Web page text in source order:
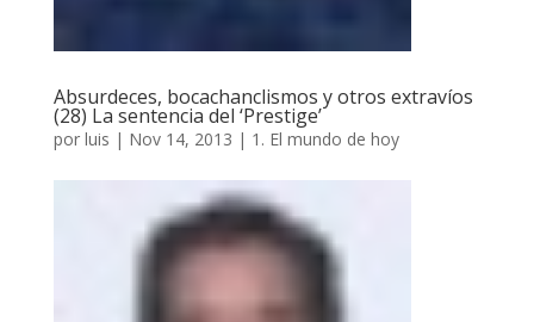
Absurdeces, bocachanclismos y otros extravíos
(28) La sentencia del ‘Prestige’
por luis | Nov 14, 2013 | 1. El mundo de hoy